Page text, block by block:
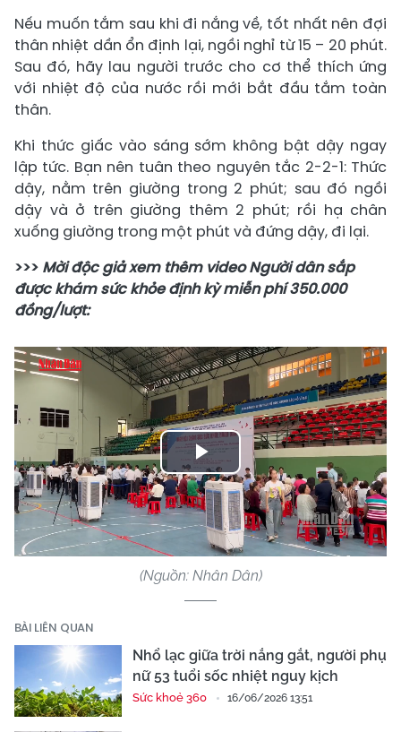
Nếu muốn tắm sau khi đi nắng về, tốt nhất nên đợi
thân nhiệt dần ổn định lại, ngồi nghỉ từ 15 – 20 phút.
Sau đó, hãy lau người trước cho cơ thể thích ứng
với nhiệt độ của nước rồi mới bắt đầu tắm toàn
thân.
Khi thức giấc vào sáng sớm không bật dậy ngay
lập tức. Bạn nên tuân theo nguyên tắc 2-2-1: Thức
dậy, nằm trên giường trong 2 phút; sau đó ngồi
dậy và ở trên giường thêm 2 phút; rồi hạ chân
xuống giường trong một phút và đứng dậy, đi lại.
>>> Mời độc giả xem thêm video Người dân sắp
được khám sức khỏe định kỳ miễn phí 350.000
đồng/lượt:
Play
Video
(Nguồn: Nhân Dân)
BÀI LIÊN QUAN
Nhổ lạc giữa trời nắng gắt, người phụ
nữ 53 tuổi sốc nhiệt nguy kịch
Sức khoẻ 360 16/06/2026 13:51